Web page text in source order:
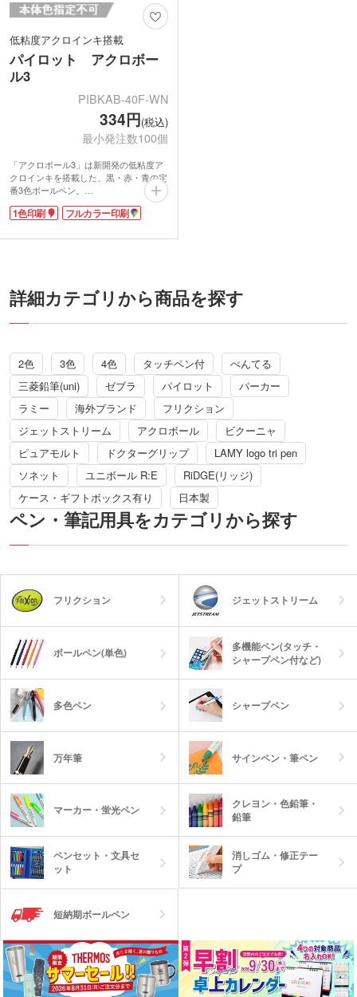
低粘度アクロインキ搭載
パイロット アクロボー
ル3
PIBKAB-40F-WN
334円(税込)
最小発注数100個
「アクロボール3」は新開発の低粘度ア
クロインキを搭載した、黒・赤・青の定
番3色ボールペン。
油性インキの常識を超えた驚きの書き心
地。するするとなめらかに、濃くはっき
従来の油性インキに比べてインキ粘度を
味を実現しました。しっかり握れるタイ
ヤパターンのラバーグリップ使用でさら
1色印刷 フルカラー印刷
詳細カテゴリから商品を探す
2色 3色 4色 タッチペン付
ぺんてる
三菱鉛筆(uni)
ゼブラ パイロット
パーカー
ラミー
海外ブランド
フリクション
ジェットストリーム
アクロボール
ビクーニャ
ピュアモルト
ドクターグリップ
LAMY logo tri pen
ソネット
ユニボール R:E
RiDGE(リッジ)
ケース・ギフトボックス有り
日本製
ペン・筆記用具をカテゴリから探す
フリクション ジェットストリーム
ボールペン(単色)
多機能ペン(タッチ・
シャープペン付など)
多色ペン シャープペン
万年筆 サインペン・筆ペン
マーカー・蛍光ペン
クレヨン・色鉛筆・
鉛筆
ペンセット・文具セ
ット
消しゴム・修正テー
プ
短納期ボールペン